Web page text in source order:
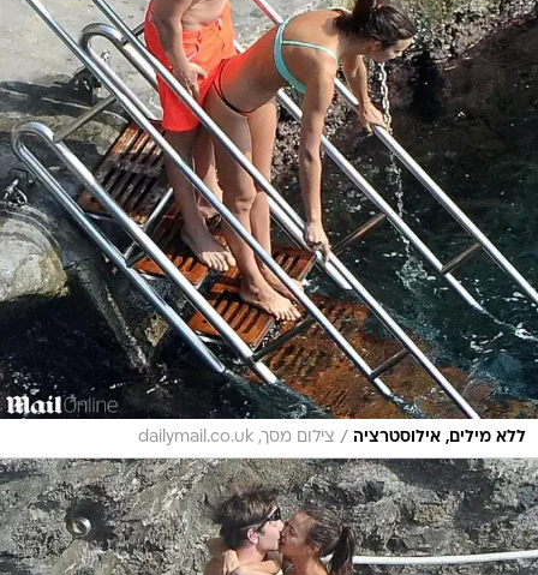
ללא מילים, אילוסטרציה / צילום מסך, dailymail.co.uk